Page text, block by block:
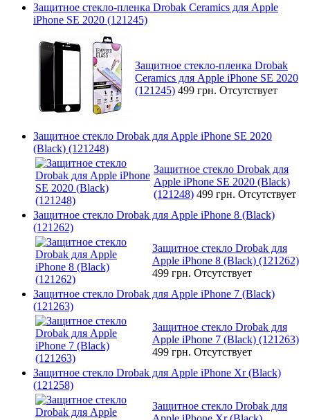
Защитное стекло-пленка Drobak Ceramics для Apple
iPhone SE 2020 (121245)
Защитное стекло-пленка Drobak
Ceramics для Apple iPhone SE 2020
(121245) 499 грн. Отсутствует
Защитное стекло Drobak для Apple iPhone SE 2020
(Black) (121248)
Защитное стекло Drobak для
Apple iPhone SE 2020 (Black)
(121248) 499 грн. Отсутствует
Защитное стекло Drobak для Apple iPhone 8 (Black)
(121262)
Защитное стекло Drobak для
Apple iPhone 8 (Black) (121262)
499 грн. Отсутствует
Защитное стекло Drobak для Apple iPhone 7 (Black)
(121263)
Защитное стекло Drobak для
Apple iPhone 7 (Black) (121263)
499 грн. Отсутствует
Защитное стекло Drobak для Apple iPhone Xr (Black)
(121258)
Защитное стекло Drobak для